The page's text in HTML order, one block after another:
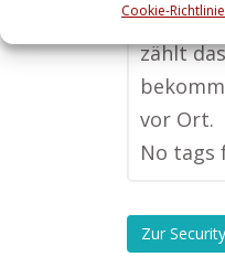
Cookie-Richtlinie
Ernstfall
zählt
vor Ort.
No tags
Zur